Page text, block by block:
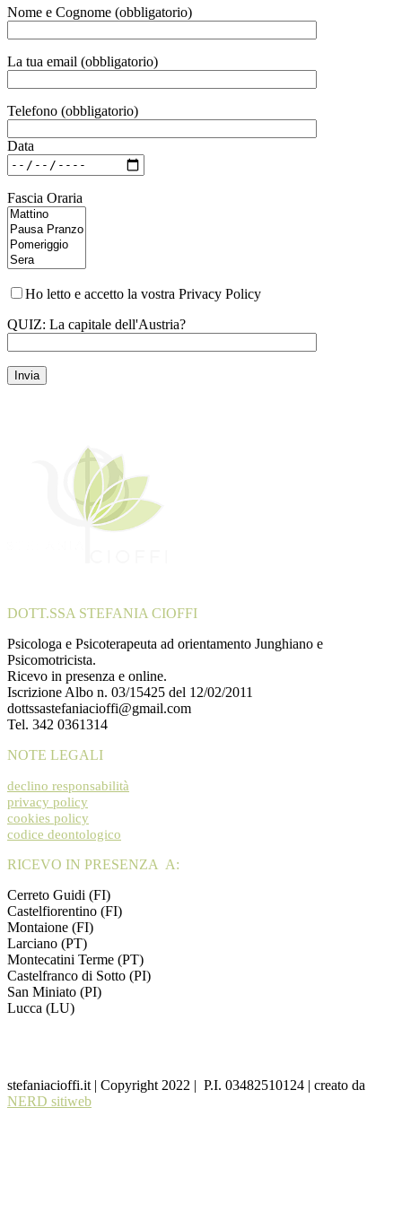
Nome e Cognome (obbligatorio)
La tua email (obbligatorio)
Telefono (obbligatorio)
Data
Fascia Oraria
Ho letto e accetto la vostra Privacy Policy
QUIZ: La capitale dell'Austria?
Si prega di lasciare vuoto questo campo.
Invia
DOTT.SSA STEFANIA CIOFFI
Psicologa e Psicoterapeuta ad orientamento Junghiano e
Psicomotricista.
Ricevo in presenza e online.
Iscrizione Albo n. 03/15425 del 12/02/2011
dottssastefaniacioffi@gmail.com
Tel. 342 0361314
NOTE LEGALI
declino responsabilità
privacy policy
cookies policy
codice deontologico
RICEVO IN PRESENZA A:
Cerreto Guidi (FI)
Castelfiorentino (FI)
Montaione (FI)
Larciano (PT)
Montecatini Terme (PT)
Castelfranco di Sotto (PI)
San Miniato (PI)
Lucca (LU)
stefaniacioffi.it | Copyright 2022 | P.I. 03482510124 | creato da
NERD sitiweb